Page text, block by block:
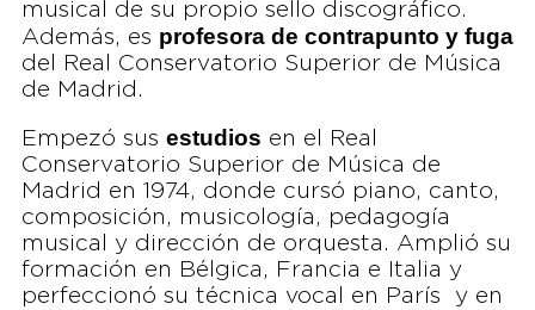
musical de su propio sello discográfico.
Además, es profesora de contrapunto y fuga
del Real Conservatorio Superior de Música
de Madrid.
Empezó sus estudios en el Real
Conservatorio Superior de Música de
Madrid en 1974, donde cursó piano, canto,
composición, musicología, pedagogía
musical y dirección de orquesta. Amplió su
formación en Bélgica, Francia e Italia y
perfeccionó su técnica vocal en París y en